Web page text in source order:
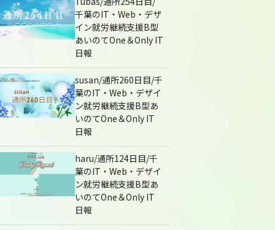
千葉のIT・Web・デザ
イン就労継続支援B型
あいのてOne＆Only IT
日報
susan/通所260日目/千
葉のIT・Web・デザイ
ン就労継続支援B型あ
いのてOne＆Only IT
日報
haru/通所124日目/千
葉のIT・Web・デザイ
ン就労継続支援B型あ
いのてOne＆Only IT
日報